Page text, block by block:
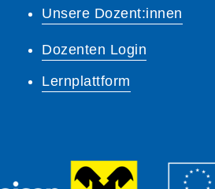
Unsere Dozent:innen
Dozenten Login
Lernplattform